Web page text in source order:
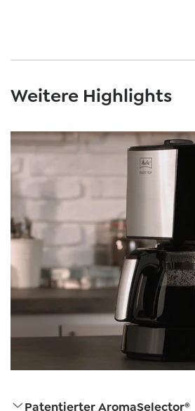
Weitere Highlights
Patentierter AromaSelector®